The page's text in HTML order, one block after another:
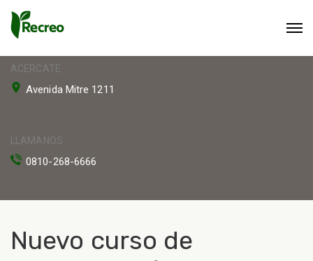
ACERCATE
Avenida Mitre 1211
LLAMANOS
0810-268-6666
Nuevo curso de